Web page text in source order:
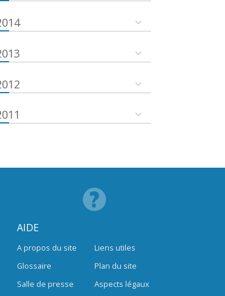
AIDE
A propos du site
Glossaire
Salle de presse
Liens utiles
Plan du site
Aspects légaux